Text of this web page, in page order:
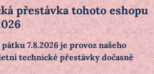
přestávka tohoto eshopu
7.8.2026 je provoz našeho
technické přestávky dočasně